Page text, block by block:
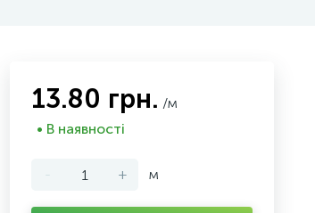
13.80 грн. /м
• В наявності
- + м